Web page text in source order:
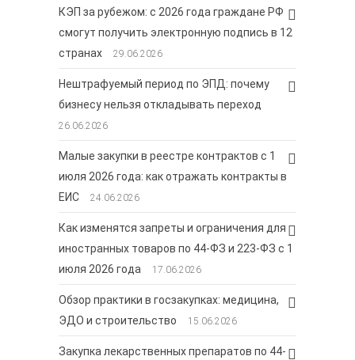
КЭП за рубежом: с 2026 года граждане РФ
смогут получить электронную подпись в 12
странах
29.06.2026
Нештрафуемый период по ЭПД: почему
бизнесу нельзя откладывать переход
26.06.2026
Малые закупки в реестре контрактов с 1
июля 2026 года: как отражать контракты в
ЕИС
24.06.2026
Как изменятся запреты и ограничения для
иностранных товаров по 44-ФЗ и 223-ФЗ с 1
июля 2026 года
17.06.2026
Обзор практики в госзакупках: медицина,
ЭДО и строительство
15.06.2026
Закупка лекарственных препаратов по 44-